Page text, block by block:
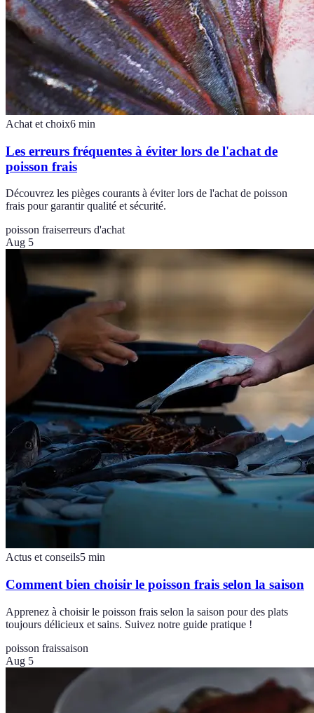
Achat et choix6 min
Les erreurs fréquentes à éviter lors de l'achat de
poisson frais
Découvrez les pièges courants à éviter lors de l'achat de poisson
frais pour garantir qualité et sécurité.
poisson fraiserreurs d'achat
Aug 5
Actus et conseils5 min
Comment bien choisir le poisson frais selon la saison
Apprenez à choisir le poisson frais selon la saison pour des plats
toujours délicieux et sains. Suivez notre guide pratique !
poisson fraissaison
Aug 5